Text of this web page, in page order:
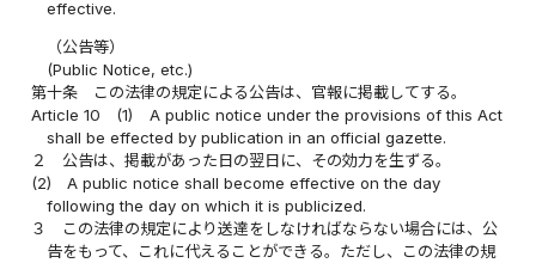
effective.
（公告等）
(Public Notice, etc.)
第十条
この法律の規定による公告は、官報に掲載してする。
Article 10
(1)
A public notice under the provisions of this Act
shall be effected by publication in an official gazette.
２
公告は、掲載があった日の翌日に、その効力を生ずる。
(2)
A public notice shall become effective on the day
following the day on which it is publicized.
３
この法律の規定により送達をしなければならない場合には、公
告をもって、これに代えることができる。ただし、この法律の規